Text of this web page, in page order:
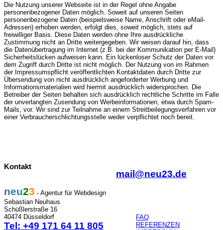
House Club
Immobilien
Beautylounge
Nanny Portal
Die Nutzung unserer Webseite ist in der Regel ohne Angabe
personenbezogener Daten möglich. Soweit auf unseren Seiten
personenbezogene Daten (beispielsweise Name, Anschrift oder eMail-
Adressen) erhoben werden, erfolgt dies, soweit möglich, stets auf
freiwilliger Basis. Diese Daten werden ohne Ihre ausdrückliche
Zustimmung nicht an Dritte weitergegeben. Wir weisen darauf hin, dass
die Datenübertragung im Internet (z.B. bei der Kommunikation per E-Mail)
Sicherheitslücken aufweisen kann. Ein lückenloser Schutz der Daten vor
dem Zugriff durch Dritte ist nicht möglich. Der Nutzung von im Rahmen
der Impressumspflicht veröffentlichten Kontaktdaten durch Dritte zur
Übersendung von nicht ausdrücklich angeforderter Werbung und
Informationsmaterialien wird hiermit ausdrücklich widersprochen. Die
Betreiber der Seiten behalten sich ausdrücklich rechtliche Schritte im Falle
der unverlangten Zusendung von Werbeinformationen, etwa durch Spam-
Mails, vor. Wir sind zur Teilnahme an einem Streitbeilegungsverfahren vor
einer Verbraucherschlichtungsstelle weder verpflichtet noch bereit.
Kontakt
neu23 - Agentur für Webdesign
Sebastian Neuhaus
Schüßlerstraße 16
40474 Düsseldorf
Tel: +49 171 64 11 805
mail@neu23.de
FAQ
REFERENZEN